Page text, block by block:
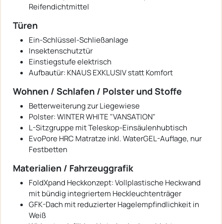
Reifendichtmittel
Türen
Ein-Schlüssel-Schließanlage
Insektenschutztür
Einstiegstufe elektrisch
Aufbautür: KNAUS EXKLUSIV statt Komfort
Wohnen / Schlafen / Polster und Stoffe
Betterweiterung zur Liegewiese
Polster: WINTER WHITE "VANSATION"
L-Sitzgruppe mit Teleskop-Einsäulenhubtisch
EvoPore HRC Matratze inkl. WaterGEL-Auflage, nur
Festbetten
Materialien / Fahrzeuggrafik
FoldXpand Heckkonzept: Vollplastische Heckwand
mit bündig integriertem Heckleuchtenträger
GFK-Dach mit reduzierter Hagelempfindlichkeit in
Weiß